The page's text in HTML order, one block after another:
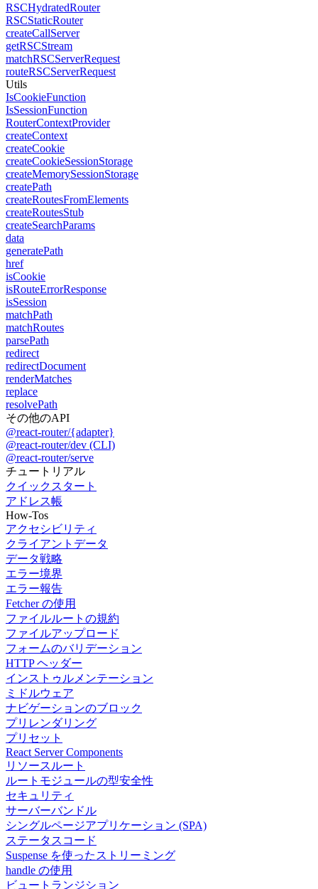
RSCHydratedRouter
RSCStaticRouter
createCallServer
getRSCStream
matchRSCServerRequest
routeRSCServerRequest
Utils
IsCookieFunction
IsSessionFunction
RouterContextProvider
createContext
createCookie
createCookieSessionStorage
createMemorySessionStorage
createPath
createRoutesFromElements
createRoutesStub
createSearchParams
data
generatePath
href
isCookie
isRouteErrorResponse
isSession
matchPath
matchRoutes
parsePath
redirect
redirectDocument
renderMatches
replace
resolvePath
その他のAPI
@react-router/{adapter}
@react-router/dev (CLI)
@react-router/serve
チュートリアル
クイックスタート
アドレス帳
How-Tos
アクセシビリティ
クライアントデータ
データ戦略
エラー境界
エラー報告
Fetcher の使用
ファイルルートの規約
ファイルアップロード
フォームのバリデーション
HTTP ヘッダー
インストゥルメンテーション
ミドルウェア
ナビゲーションのブロック
プリレンダリング
プリセット
React Server Components
リソースルート
ルートモジュールの型安全性
セキュリティ
サーバーバンドル
シングルページアプリケーション (SPA)
ステータスコード
Suspense を使ったストリーミング
handle の使用
ビュートランジション